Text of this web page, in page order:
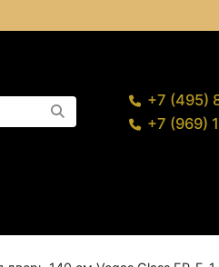
+7 (495)
+7 (969)